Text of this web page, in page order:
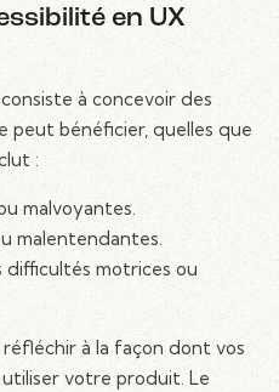
en UX
consiste à concevoir des
bénéficier, quelles que
:
malvoyantes.
malentendantes.
difficultés motrices ou
réfléchir à la façon dont vos
votre produit. Le